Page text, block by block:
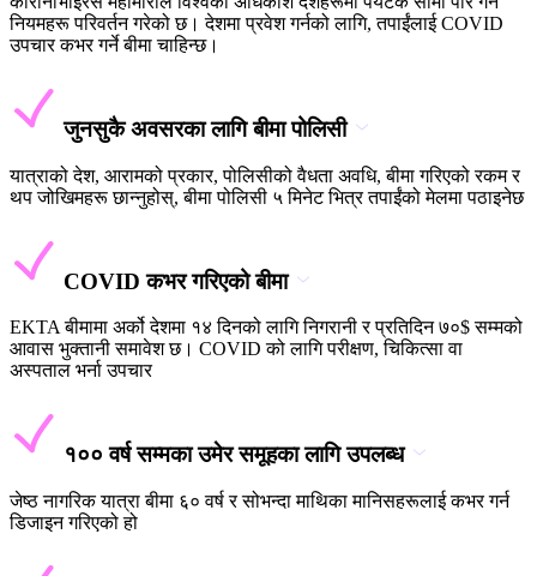
नियमहरू परिवर्तन गरेको छ। देशमा प्रवेश गर्नको लागि, तपाईंलाई COVID
उपचार कभर गर्ने बीमा चाहिन्छ।
जुनसुकै अवसरका लागि बीमा पोलिसी
यात्राको देश, आरामको प्रकार, पोलिसीको वैधता अवधि, बीमा गरिएको रकम र
थप जोखिमहरू छान्नुहोस्, बीमा पोलिसी ५ मिनेट भित्र तपाईंको मेलमा पठाइनेछ
COVID कभर गरिएको बीमा
EKTA बीमामा अर्को देशमा १४ दिनको लागि निगरानी र प्रतिदिन ७०$ सम्मको
आवास भुक्तानी समावेश छ। COVID को लागि परीक्षण, चिकित्सा वा
अस्पताल भर्ना उपचार
१०० वर्ष सम्मका उमेर समूहका लागि उपलब्ध
जेष्ठ नागरिक यात्रा बीमा ६० वर्ष र सोभन्दा माथिका मानिसहरूलाई कभर गर्न
डिजाइन गरिएको हो